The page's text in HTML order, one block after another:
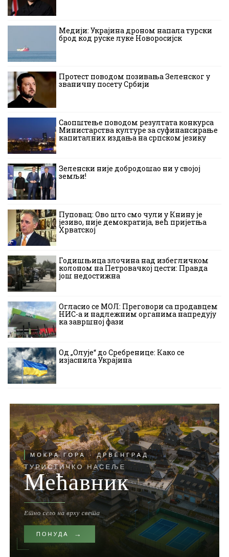
Медији: Украјина дроном напала турски
брод код руске луке Новоросијск
Протест поводом позивања Зеленског у
званичну посету Србији
Саопштење поводом резултата конкурса
Министарства културе за суфинансирање
капиталних издања на српском језику
Зеленски није добродошао ни у својој
земљи!
Пуповац: Ово што смо чули у Книну је
језиво, није демократија, већ пријетња
Хрватској
Годишњица злочина над избегличком
колоном на Петровачкој цести: Правда
још недостижна
Огласио се МОЛ: Преговори са продавцем
НИС-а и надлежним органима напредују
ка завршној фази
Од „Олује“ до Сребренице: Како се
изјаснила Украјина